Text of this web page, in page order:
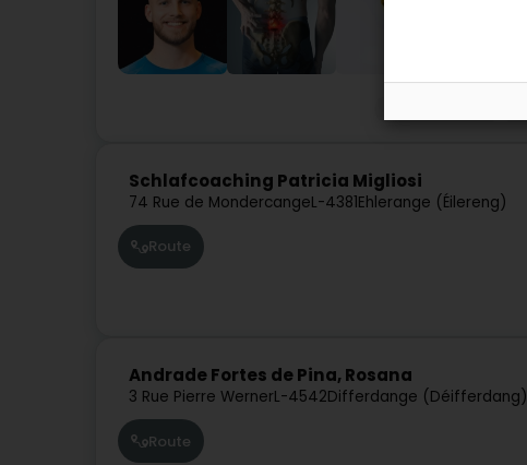
Schlafcoaching Patricia Migliosi
74 Rue de MondercangeL-4381Ehlerange (Éilereng)
Route
Andrade Fortes de Pina, Rosana
3 Rue Pierre WernerL-4542Differdange (Déifferdang)
Route